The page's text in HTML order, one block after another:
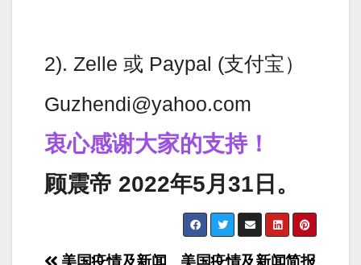
2). Zelle 或 Paypal (支付宝）
Guzhendi@yahoo.com
衷心感谢大家的支持！
顾震帝 2022年5月31日。
美国疫情及新闻简报
美国疫情及新闻